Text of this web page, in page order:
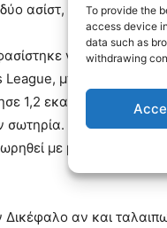
To provide the
access device
data such as
withdrawing
ασίστ, σε μόλις 230
να
League, μπήκε πέντε
1,2 εκατομμύρια ευρώ
σωτηρία. Η ομάδα δεν
με μεταγραφή. Ο
Δικέφαλο αν και